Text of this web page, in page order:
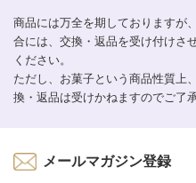
商品には万全を期しておりますが
合には、交換・返品を受け付けさ
ください。
ただし、お菓子という商品性質上
換・返品は受けかねますのでご了
メールマガジン登録